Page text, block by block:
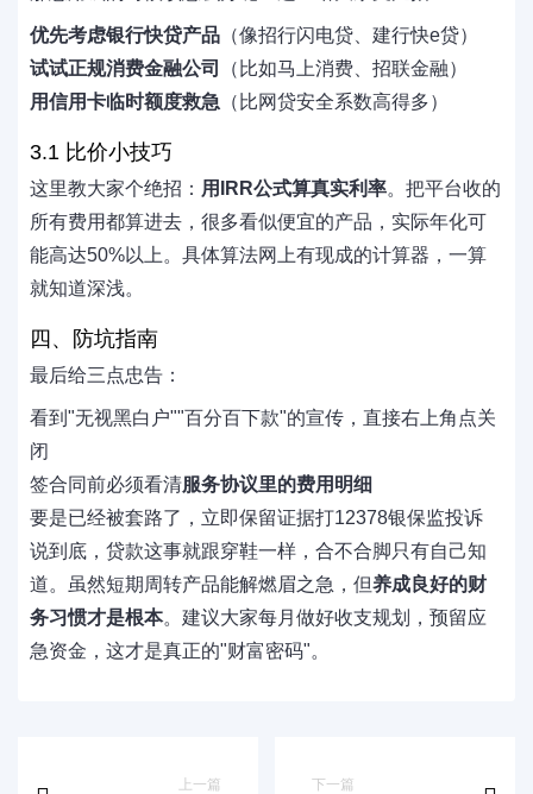
优先考虑银行快贷产品 （像招行闪电贷、建行快e贷）
试试正规消费金融公司
（比如马上消费、招联金融）
用信用卡临时额度救急 （比网贷安全系数高得多）
3.1 比价小技巧
这里教大家个绝招： 用IRR公式算真实利率。把平台收的
所有费用都算进去，很多看似便宜的产品，实际年化可
能高达50%以上。具体算法网上有现成的计算器，一算
就知道深浅。
四、防坑指南
最后给三点忠告：
看到"无视黑白户""百分百下款"的宣传，直接右上角点关
闭
签合同前必须看清服务协议里的费用明细
要是已经被套路了，立即保留证据打12378银保监投诉
说到底，贷款这事就跟穿鞋一样，合不合脚只有自己知
道。虽然短期周转产品能解燃眉之急，但养成良好的财
务习惯才是根本。建议大家每月做好收支规划，预留应
急资金，这才是真正的"财富密码"。
上一篇 下一篇